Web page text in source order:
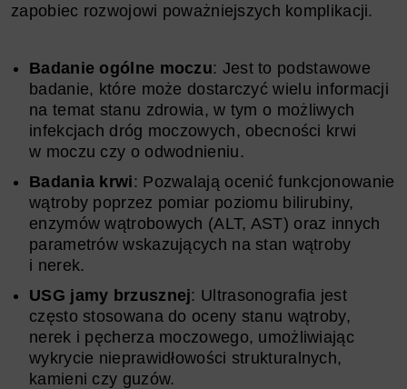
zapobiec rozwojowi poważniejszych komplikacji.
Badanie ogólne moczu: Jest to podstawowe
badanie, które może dostarczyć wielu informacji
na temat stanu zdrowia, w tym o możliwych
infekcjach dróg moczowych, obecności krwi
w moczu czy o odwodnieniu.
Badania krwi: Pozwalają ocenić funkcjonowanie
wątroby poprzez pomiar poziomu bilirubiny,
enzymów wątrobowych (ALT, AST) oraz innych
parametrów wskazujących na stan wątroby
i nerek.
USG jamy brzusznej: Ultrasonografia jest
często stosowana do oceny stanu wątroby,
nerek i pęcherza moczowego, umożliwiając
wykrycie nieprawidłowości strukturalnych,
kamieni czy guzów.